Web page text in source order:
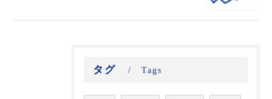
タグ Tags